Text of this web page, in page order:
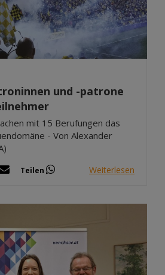
und -patrone
mit 15 Berufungen das
- Von Alexander
Teilen Weiterlesen